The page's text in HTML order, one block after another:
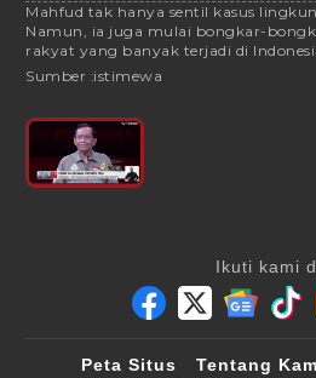
Mahfud tak hanya sentil kasus
Namun, ia juga mulai bongkar-
rakyat yang banyak terjadi di
Sumber :istimewa
Ikuti kami
Peta Situs Tentang